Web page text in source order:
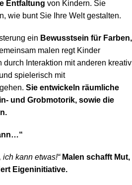
Entfaltung von Kindern. Sie
wie bunt Sie Ihre Welt gestalten.
ein Bewusstsein für Farben,
malen regt Kinder
Interaktion mit anderen kreativ
spielerisch mit
Sie entwickeln räumliche
und Grobmotorik, sowie die
ich kann etwas!“ Malen schafft Mut,
Eigeninitiative.